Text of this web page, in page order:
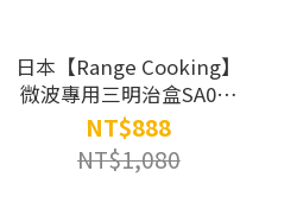
日本【Range Cooking】
微波專用三明治盒SA031
(黃色/粉紅色)
NT$888
NT$1,080